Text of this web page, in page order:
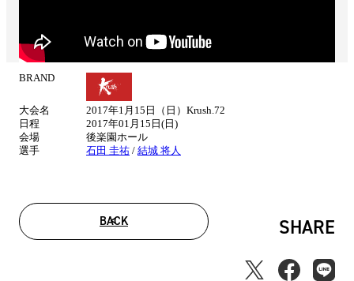
BRAND
大会名
2017年1月15日（日）Krush.72
日程
2017年01月15日(日)
会場
後楽園ホール
選手
石田 圭祐 / 結城 将人
BACK SHARE